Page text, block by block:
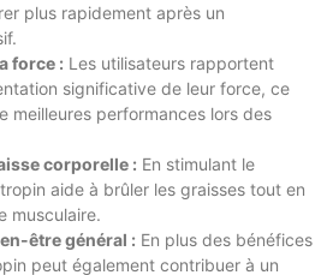
plus rapidement après un
force : Les utilisateurs rapportent
significative de leur force, ce
meilleures performances lors des
corporelle : En stimulant le
aide à brûler les graisses tout en
musculaire.
être général : En plus des bénéfices
peut également contribuer à un